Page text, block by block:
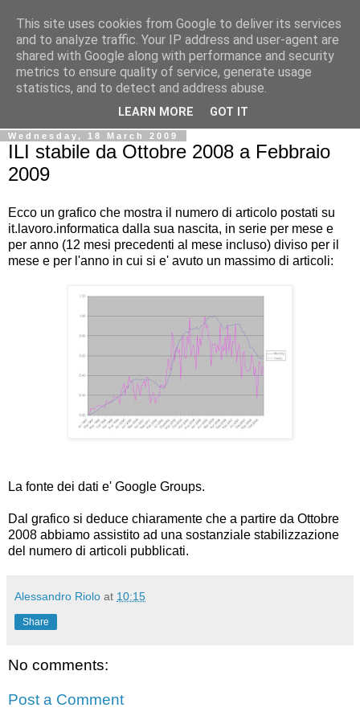
Ale Riolo's blog
Some posts are inEnglish , altri sono inItaliano , algunos
Español
Wednesday, 18 March 2009
ILI stabile da Ottobre 2008 a Febbraio
2009
Ecco un grafico che mostra il numero di articolo postati su
it.lavoro.informatica dalla sua nascita, in serie per mese e
per anno (12 mesi precedenti al mese incluso) diviso per il
mese e per l'anno in cui si e' avuto un massimo di articoli:
La fonte dei dati e' Google Groups.
Dal grafico si deduce chiaramente che a partire da Ottobre
2008 abbiamo assistito ad una sostanziale stabilizzazione
del numero di articoli pubblicati.
Alessandro Riolo at 10:15
Share
No comments:
Post a Comment
This site uses cookies from Google to deliver its services
and to analyze traffic. Your IP address and user-agent are
shared with Google along with performance and security
metrics to ensure quality of service, generate usage
statistics, and to detect and address abuse.
LEARN MORE GOT IT